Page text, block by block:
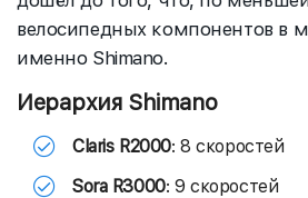
велосипедных компонентов в
именно Shimano.
Иерархия Shimano
Claris R2000: 8 скоростей
Sora R3000: 9 скоростей